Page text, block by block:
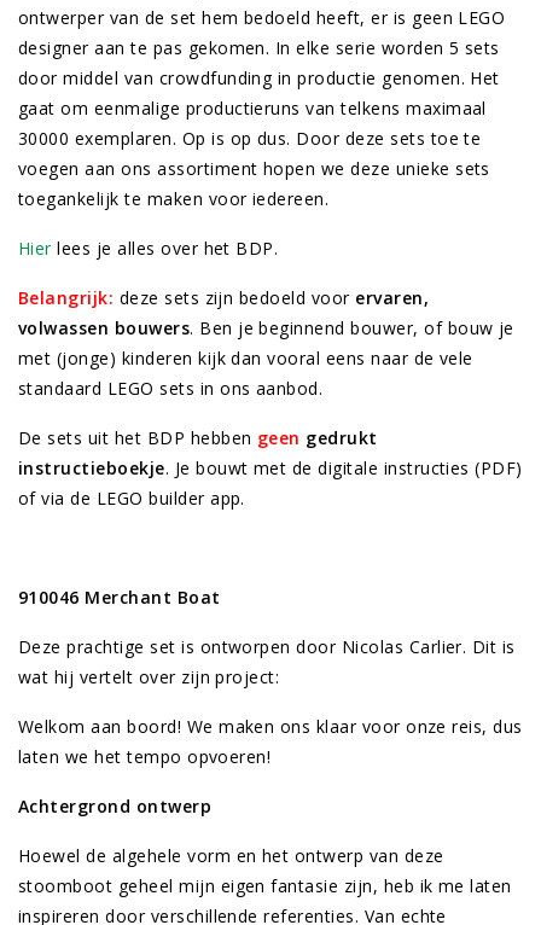
ontwerper van de set hem bedoeld heeft, er is geen LEGO
designer aan te pas gekomen. In elke serie worden 5 sets
door middel van crowdfunding in productie genomen. Het
gaat om eenmalige productieruns van telkens maximaal
30000 exemplaren. Op is op dus. Door deze sets toe te
voegen aan ons assortiment hopen we deze unieke sets
toegankelijk te maken voor iedereen.
Hierlees je alles over het BDP.
Belangrijk: deze sets zijn bedoeld voor ervaren,
volwassen bouwers. Ben je beginnend bouwer, of bouw je
met (jonge) kinderen kijk dan vooral eens naar de vele
standaard LEGO sets in ons aanbod.
De sets uit het BDP hebben geen gedrukt
instructieboekje. Je bouwt met de digitale instructies (PDF)
of via de LEGO builder app.
910046 Merchant Boat
Deze prachtige set is ontworpen door Nicolas Carlier. Dit is
wat hij vertelt over zijn project:
Welkom aan boord! We maken ons klaar voor onze reis, dus
laten we het tempo opvoeren!
Achtergrond ontwerp
Hoewel de algehele vorm en het ontwerp van deze
stoomboot geheel mijn eigen fantasie zijn, heb ik me laten
inspireren door verschillende referenties. Van echte